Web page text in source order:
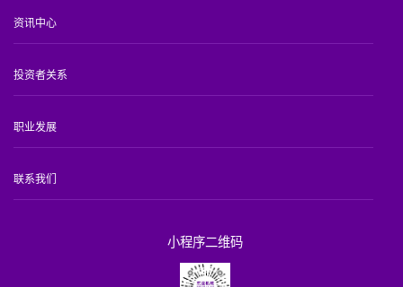
资讯中心
投资者关系
职业发展
联系我们
小程序二维码